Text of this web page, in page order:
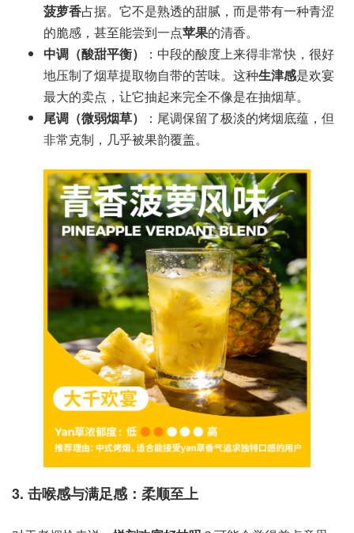
菠萝香占据。它不是熟透的甜腻，而是带有一种青涩
的脆感，甚至能尝到一点苹果的清香。
中调（酸甜平衡）
：中段的酸度上来得非常快，很好
地压制了烟草提取物自带的苦味。这种生津感是欢宴
最大的卖点，让它抽起来完全不像是在抽烟草。
尾调（微弱烟草）
：尾调保留了极淡的烤烟底蕴，但
非常克制，几乎被果韵覆盖。
3. 击喉感与满足感：柔顺至上